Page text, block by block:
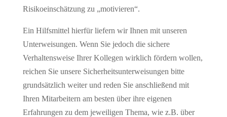
Risikoeinschätzung zu „motivieren“.
Ein Hilfsmittel hierfür liefern wir Ihnen mit unseren
Unterweisungen. Wenn Sie jedoch die sichere
Verhaltensweise Ihrer Kollegen wirklich fördern wollen,
reichen Sie unsere Sicherheitsunterweisungen bitte
grundsätzlich weiter und reden Sie anschließend mit
Ihren Mitarbeitern am besten über ihre eigenen
Erfahrungen zu dem jeweiligen Thema, wie z.B. über